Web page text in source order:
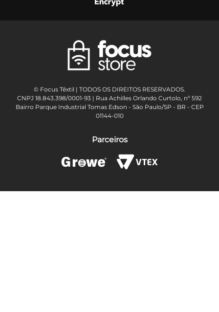
© Focus Têxtil | TODOS OS DIREITOS RESERVADOS.
CNPJ 18.843.398/0001-93 | Rua Achilles Orlando Curtolo, nº 592
Bairro Parque Industrial Tomas Edson - São Paulo/SP - BR - CEP
01144-010
Parceiros